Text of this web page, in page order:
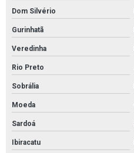
Dom Silvério
Gurinhatã
Veredinha
Rio Preto
Sobrália
Moeda
Sardoá
Ibiracatu